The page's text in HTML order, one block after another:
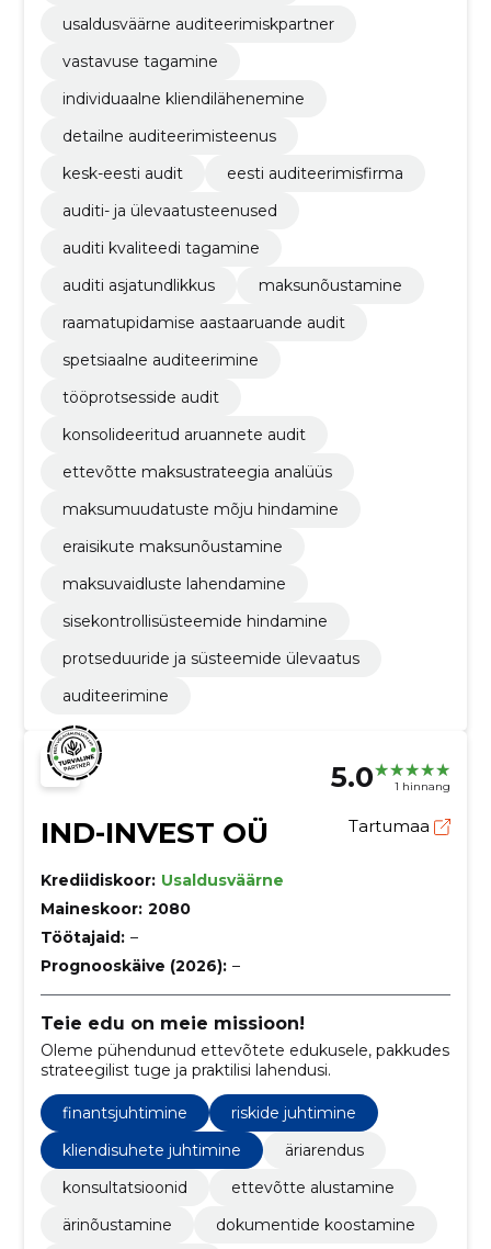
usaldusväärne auditeerimiskpartner
vastavuse tagamine
individuaalne kliendilähenemine
detailne auditeerimisteenus
kesk-eesti audit
eesti auditeerimisfirma
auditi- ja ülevaatusteenused
auditi kvaliteedi tagamine
auditi asjatundlikkus
maksunõustamine
raamatupidamise aastaaruande audit
spetsiaalne auditeerimine
tööprotsesside audit
konsolideeritud aruannete audit
ettevõtte maksustrateegia analüüs
maksumuudatuste mõju hindamine
eraisikute maksunõustamine
maksuvaidluste lahendamine
sisekontrollisüsteemide hindamine
protseduuride ja süsteemide ülevaatus
auditeerimine
5.0 1 hinnang
IND-INVEST OÜ Tartumaa
Krediidiskoor: Usaldusväärne
Maineskoor: 2080
Töötajaid: –
Prognooskäive (2026): –
Teie edu on meie missioon!
Oleme pühendunud ettevõtete edukusele, pakkudes
strateegilist tuge ja praktilisi lahendusi.
finantsjuhtimine
riskide juhtimine
kliendisuhete juhtimine
äriarendus
konsultatsioonid
ettevõtte alustamine
ärinõustamine
dokumentide koostamine